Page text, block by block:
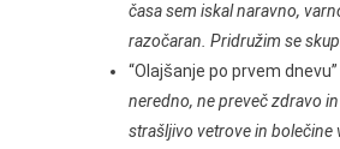
časa sem iskal naravno,
razočaran. Pridružim se
“Olajšanje po prvem
neredno, ne preveč zdravo
strašljivo vetrove in bolečine